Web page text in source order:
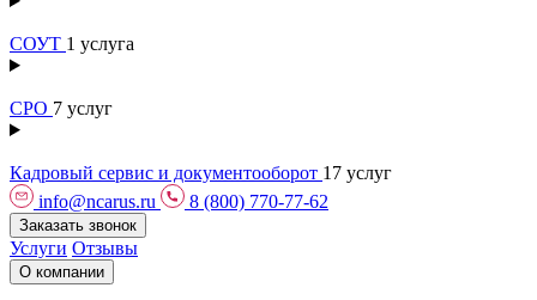
СОУТ 1 услуга
СРО 7 услуг
Кадровый сервис и документооборот 17 услуг
info@ncarus.ru
8 (800) 770-77-62
Заказать звонок
Услуги Отзывы
О компании